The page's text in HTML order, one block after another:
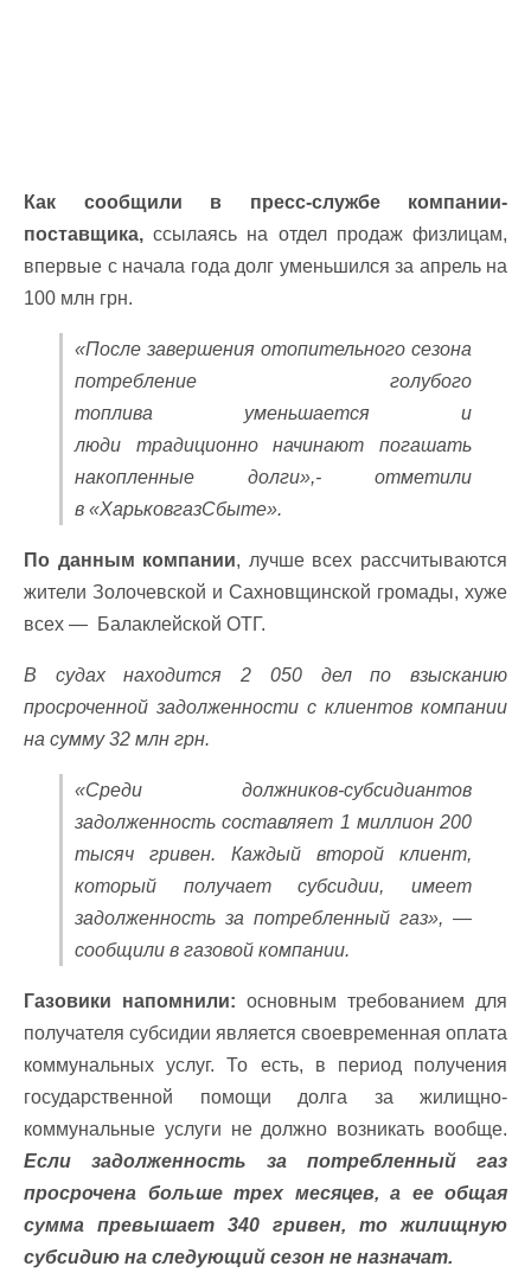
Как сообщили в пресс-службе компании-
поставщика, ссылаясь на отдел продаж физлицам,
впервые с начала года долг уменьшился за апрель на
100 млн грн.
«После завершения отопительного сезона
потребление голубого
топлива уменьшается и
люди традиционно начинают погашать
накопленные долги»,- отметили
в «ХарьковгазСбыте».
По данным компании, лучше всех рассчитываются
жители Золочевской и Сахновщинской громады, хуже
всех — Балаклейской ОТГ.
В судах находится 2 050 дел по взысканию
просроченной задолженности с клиентов компании
на сумму 32 млн грн.
«Среди должников-субсидиантов
задолженность составляет 1 миллион 200
тысяч гривен. Каждый второй клиент,
который получает субсидии, имеет
задолженность за потребленный газ», —
сообщили в газовой компании.
Газовики напомнили: основным требованием для
получателя субсидии является своевременная оплата
коммунальных услуг. То есть, в период получения
государственной помощи долга за жилищно-
коммунальные услуги не должно возникать вообще.
Если задолженность за потребленный газ
просрочена больше трех месяцев, а ее общая
сумма превышает 340 гривен, то жилищную
субсидию на следующий сезон не назначат.